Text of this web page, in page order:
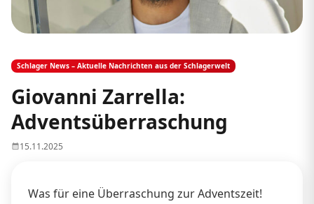
Schlager News – Aktuelle Nachrichten aus der Schlagerwelt
Giovanni Zarrella:
Adventsüberraschung
15.11.2025
Was für eine Überraschung zur Adventszeit!